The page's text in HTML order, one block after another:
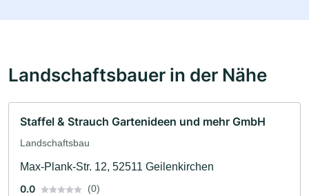
Landschaftsbauer in der Nähe
Staffel & Strauch Gartenideen und mehr GmbH
Landschaftsbau
Max-Plank-Str. 12, 52511 Geilenkirchen
0.0
(0)